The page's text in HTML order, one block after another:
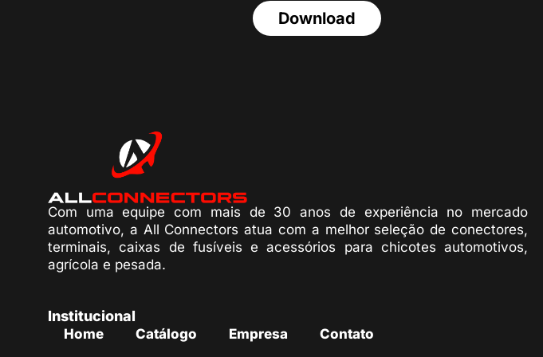
Download
Com uma equipe com mais de 30 anos de experiência no mercado
automotivo, a All Connectors atua com a melhor seleção de conectores,
terminais, caixas de fusíveis e acessórios para chicotes automotivos,
agrícola e pesada.
Institucional
Home Catálogo Empresa Contato